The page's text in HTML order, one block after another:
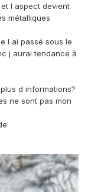
l aspect devient
métalliques
l ai passé sous le
j aurai tendance à
d informations?
ne sont pas mon